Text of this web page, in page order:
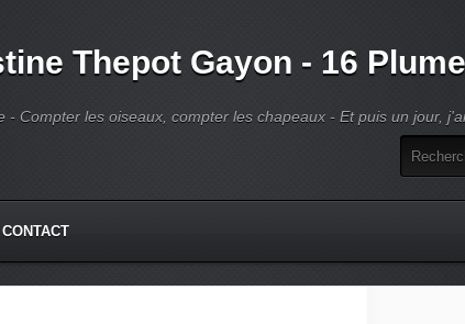
Thepot Gayon - 16
- Compter les oiseaux, compter les chapeaux - Et puis un jour,
CONTACT